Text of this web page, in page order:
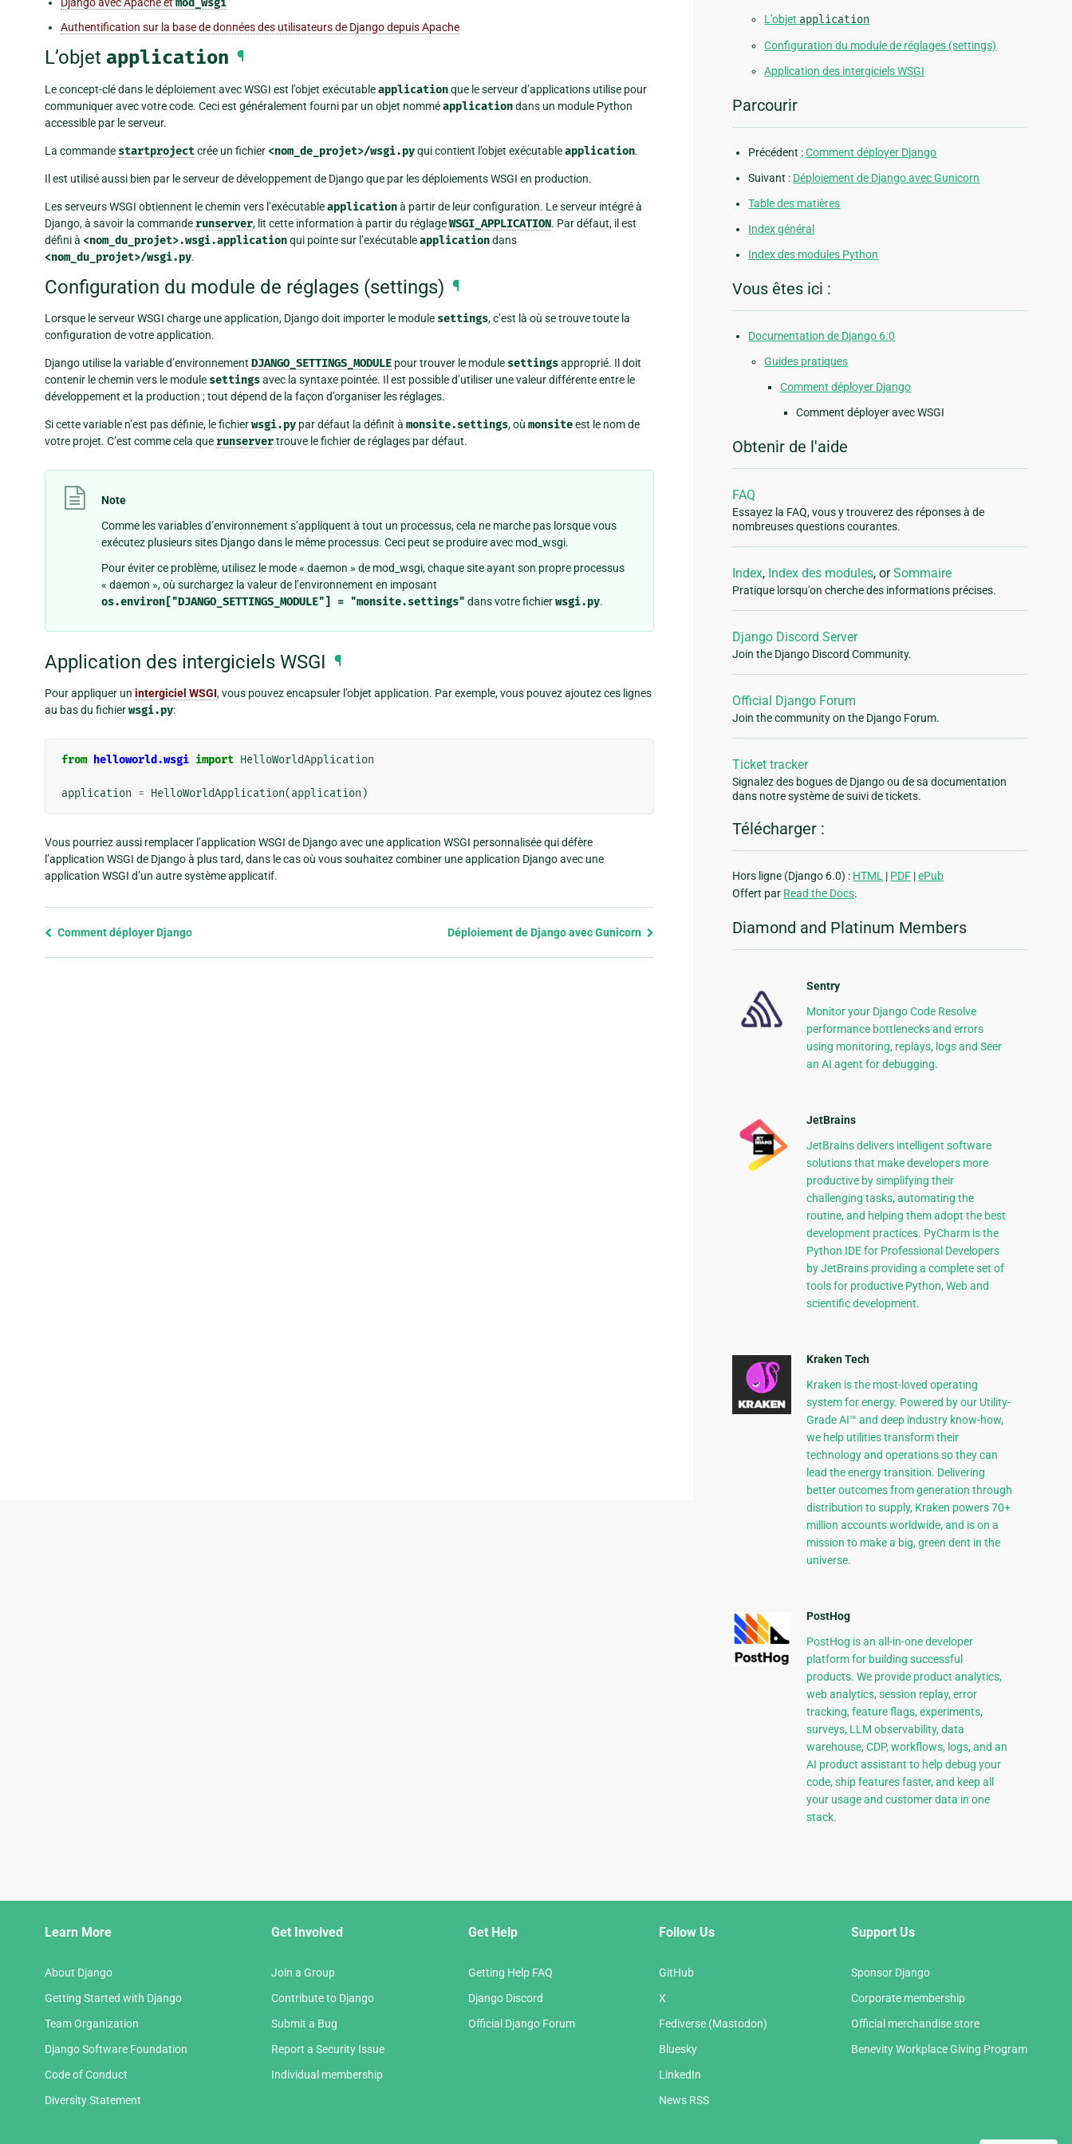
Authentification sur la base de données des utilisateurs de Django depuis Apache
L’objet application ¶
Le concept-clé dans le déploiement avec WSGI est l’objet exécutableapplicationque le serveur d’applications utilise pour
communiquer avec votre code. Ceci est généralement fourni par un objet nomméapplicationdans un module Python
accessible par le serveur.
La commande startprojectcrée un fichier <nom_de_projet>/wsgi.pyqui contient l’objet exécutableapplication.
Il est utilisé aussi bien par le serveur de développement de Django que par les déploiements WSGI en production.
Les serveurs WSGI obtiennent le chemin vers l’exécutableapplicationà partir de leur configuration. Le serveur intégré à
Django, à savoir la commande runserver, lit cette information à partir du réglageWSGI_APPLICATION. Par défaut, il est
défini à <nom_du_projet>.wsgi.applicationqui pointe sur l’exécutableapplicationdans
<nom_du_projet>/wsgi.py.
Configuration du module de réglages (settings) ¶
Lorsque le serveur WSGI charge une application, Django doit importer le module settings, c’est là où se trouve toute la
configuration de votre application.
Django utilise la variable d’environnement DJANGO_SETTINGS_MODULE pour trouver le module settingsapproprié. Il doit
contenir le chemin vers le module settingsavec la syntaxe pointée. Il est possible d’utiliser une valeur différente entre le
développement et la production ; tout dépend de la façon d’organiser les réglages.
Si cette variable n’est pas définie, le fichierwsgi.py par défaut la définit à monsite.settings, où monsiteest le nom de
votre projet. C’est comme cela que runservertrouve le fichier de réglages par défaut.
Note
Comme les variables d’environnement s’appliquent à tout un processus, cela ne marche pas lorsque vous
exécutez plusieurs sites Django dans le même processus. Ceci peut se produire avec mod_wsgi.
Pour éviter ce problème, utilisez le mode « daemon » de mod_wsgi, chaque site ayant son propre processus
« daemon », où surchargez la valeur de l’environnement en imposant
os.environ["DJANGO_SETTINGS_MODULE"] = "monsite.settings" dans votre fichierwsgi.py.
Application des intergiciels WSGI ¶
Pour appliquer un intergiciel WSGI, vous pouvez encapsuler l’objet application. Par exemple, vous pouvez ajoutez ces lignes
au bas du fichierwsgi.py:
from helloworld.wsgi import HelloWorldApplication
application = HelloWorldApplication(application )
Vous pourriez aussi remplacer l’application WSGI de Django avec une application WSGI personnalisée qui défère
l’application WSGI de Django à plus tard, dans le cas où vous souhaitez combiner une application Django avec une
application WSGI d’un autre système applicatif.
Previous
Comment déployer Django Déploiement de Django avec Gunicorn
L’objet application
Configuration du module de réglages (settings)
Application des intergiciels WSGI
Parcourir
Précédent :Comment déployer Django
Suivant : Déploiement de Django avec Gunicorn
Table des matières
Index général
Index des modules Python
Vous êtes ici :
Documentation de Django 6.0
Guides pratiques
Comment déployer Django
Comment déployer avec WSGI
Obtenir de l'aide
FAQ
Essayez la FAQ, vous y trouverez des réponses à de
nombreuses questions courantes.
Index, Index des modules, orSommaire
Pratique lorsqu'on cherche des informations précises.
Django Discord Server
Join the Django Discord Community.
Official Django Forum
Join the community on the Django Forum.
Ticket tracker
Signalez des bogues de Django ou de sa documentation
dans notre système de suivi de tickets.
Télécharger :
Hors ligne (Django 6.0) : HTML | PDF |ePub
Offert par Read the Docs.
Diamond and Platinum Members
Sentry
Monitor your Django Code Resolve
performance bottlenecks and errors
using monitoring, replays, logs and Seer
an AI agent for debugging.
JetBrains
JetBrains delivers intelligent software
solutions that make developers more
productive by simplifying their
challenging tasks, automating the
routine, and helping them adopt the best
development practices. PyCharm is the
Python IDE for Professional Developers
by JetBrains providing a complete set of
tools for productive Python, Web and
scientific development.
Kraken Tech
Kraken is the most-loved operating
system for energy. Powered by our Utility-
Grade AI™ and deep industry know-how,
we help utilities transform their
technology and operations so they can
lead the energy transition. Delivering
better outcomes from generation through
distribution to supply, Kraken powers 70+
million accounts worldwide, and is on a
mission to make a big, green dent in the
universe.
PostHog
PostHog is an all-in-one developer
platform for building successful
products. We provide product analytics,
web analytics, session replay, error
tracking, feature flags, experiments,
surveys, LLM observability, data
warehouse, CDP, workflows, logs, and an
AI product assistant to help debug your
code, ship features faster, and keep all
your usage and customer data in one
stack.
Learn More
About Django
Getting Started with Django
Team Organization
Django Software Foundation
Code of Conduct
Diversity Statement
Get Involved
Join a Group
Contribute to Django
Submit a Bug
Report a Security Issue
Individual membership
Get Help
Getting Help FAQ
Django Discord
Official Django Forum
Follow Us
GitHub
X
Fediverse (Mastodon)
Bluesky
LinkedIn
News RSS
Support Us
Sponsor Django
Corporate membership
Official merchandise store
Benevity Workplace Giving Program